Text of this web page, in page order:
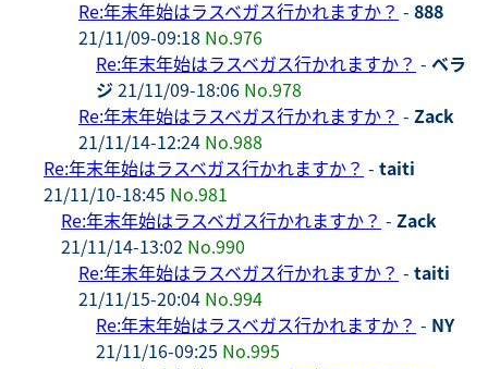
Re:年末年始はラスベガス行かれますか？ - 888
21/11/09-09:18 No.976
Re:年末年始はラスベガス行かれますか？ - ベラ
ジ21/11/09-18:06 No.978
Re:年末年始はラスベガス行かれますか？ - Zack
21/11/14-12:24 No.988
Re:年末年始はラスベガス行かれますか？ - taiti
21/11/10-18:45 No.981
Re:年末年始はラスベガス行かれますか？ - Zack
21/11/14-13:02 No.990
Re:年末年始はラスベガス行かれますか？ - taiti
21/11/15-20:04 No.994
Re:年末年始はラスベガス行かれますか？ - NY
21/11/16-09:25 No.995